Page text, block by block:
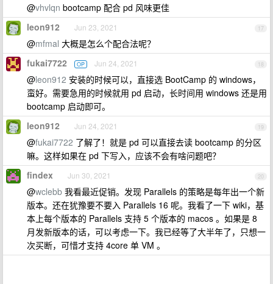
@vhvlqn bootcamp 配合 pd 风味更佳
17
leon912 Jun 23, 2021
@mfmal 大概是怎么个配合法呢？
18
fukai7722 OP Jun 24, 2021
@leon912 安装的时候可以，直接选 BootCamp 的 windows，
蛮好。需要急用的时候就用 pd 启动，长时间用 windows 还是用
bootcamp 启动即可。
19
leon912 Jun 24, 2021
@fukai7722 了解了！就是 pd 可以直接去读 bootcamp 的分区
嘛。这样如果在 pd 下写入，应该不会有啥问题吧？
20
findex Jun 30, 2021
@wclebb 我看最近促销。发现 Parallels 的策略是每年出一个新
版本。还在犹豫要不要入 Parallels 16 呢。我看了一下 wiki，基
本上每个版本的 Parallels 支持 5 个版本的 macos 。如果是 8
月发新版本的话，可以考虑一下。我已经等了大半年了，只想一
次买断，可惜才支持 4core 单 VM 。